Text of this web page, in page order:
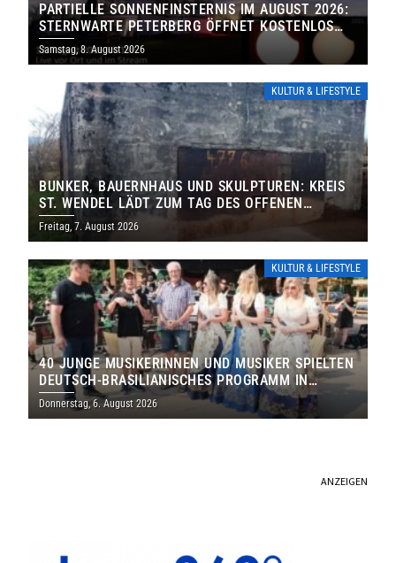
PARTIELLE SONNENFINSTERNIS IM AUGUST 2026:
STERNWARTE PETERBERG ÖFFNET KOSTENLOS
IHRE TORE
Samstag, 8. August 2026
KULTUR & LIFESTYLE
BUNKER, BAUERNHAUS UND SKULPTUREN: KREIS
ST. WENDEL LÄDT ZUM TAG DES OFFENEN
DENKMALS EIN
Freitag, 7. August 2026
KULTUR & LIFESTYLE
40 JUNGE MUSIKERINNEN UND MUSIKER SPIELTEN
DEUTSCH-BRASILIANISCHES PROGRAMM IN
THOLEY
Donnerstag, 6. August 2026
ANZEIGEN